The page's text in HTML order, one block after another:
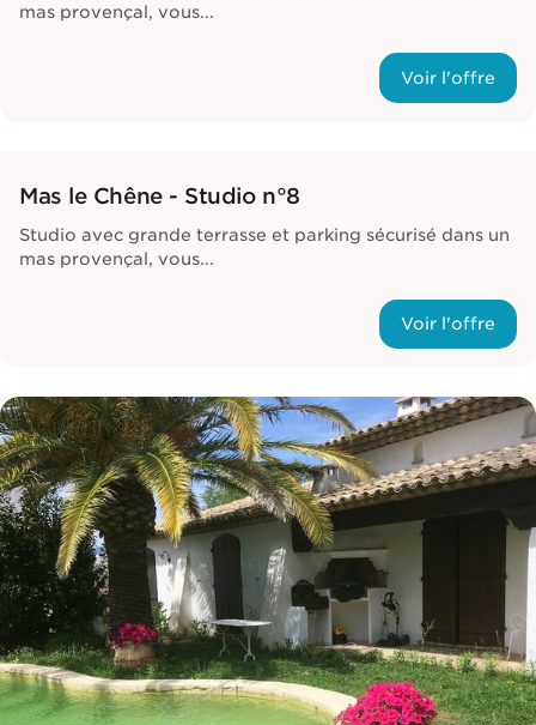
mas provençal, vous...
Voir l'offre
Mas le Chêne - Studio n°8
Studio avec grande terrasse et parking sécurisé dans un
mas provençal, vous...
Voir l'offre